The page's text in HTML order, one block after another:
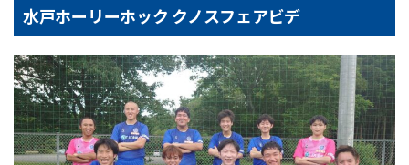
水戸ホーリーホック クノスフェアビデ